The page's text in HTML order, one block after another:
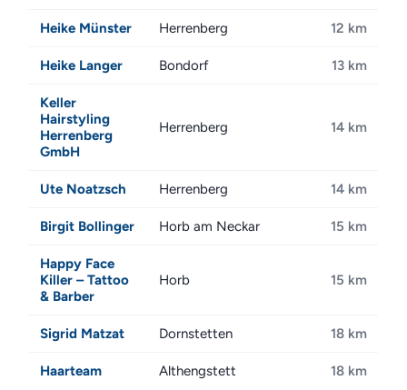
Heike Münster Herrenberg 12 km
Heike Langer Bondorf 13 km
Keller
Hairstyling
Herrenberg
GmbH
Herrenberg 14 km
Ute Noatzsch Herrenberg 14 km
Birgit Bollinger Horb am Neckar 15 km
Happy Face
Killer – Tattoo
& Barber
Horb 15 km
Sigrid Matzat Dornstetten 18 km
Haarteam Althengstett 18 km